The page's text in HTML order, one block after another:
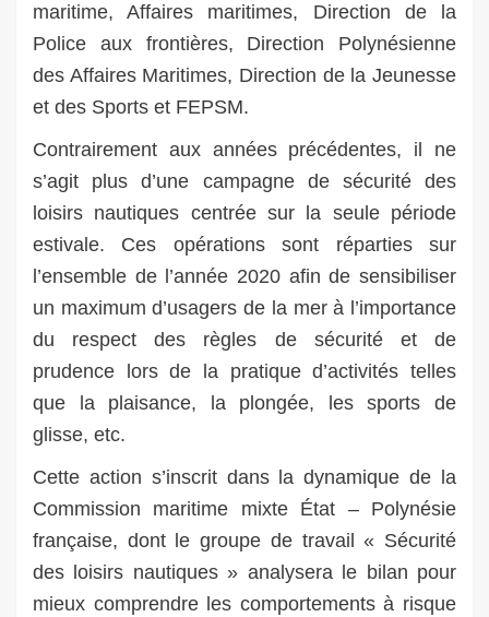
maritime, Affaires maritimes, Direction de la
Police aux frontières, Direction Polynésienne
des Affaires Maritimes, Direction de la Jeunesse
et des Sports et FEPSM.
Contrairement aux années précédentes, il ne
s’agit plus d’une campagne de sécurité des
loisirs nautiques centrée sur la seule période
estivale. Ces opérations sont réparties sur
l’ensemble de l’année 2020 afin de sensibiliser
un maximum d’usagers de la mer à l’importance
du respect des règles de sécurité et de
prudence lors de la pratique d’activités telles
que la plaisance, la plongée, les sports de
glisse, etc.
Cette action s’inscrit dans la dynamique de la
Commission maritime mixte État – Polynésie
française, dont le groupe de travail « Sécurité
des loisirs nautiques » analysera le bilan pour
mieux comprendre les comportements à risque